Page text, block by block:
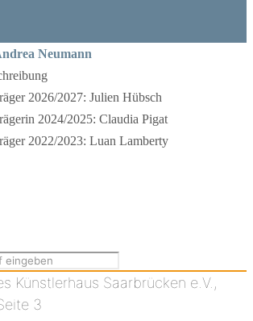
Neumann
2026/2027: Julien Hübsch
2024/2025: Claudia Pigat
2022/2023: Luan Lamberty